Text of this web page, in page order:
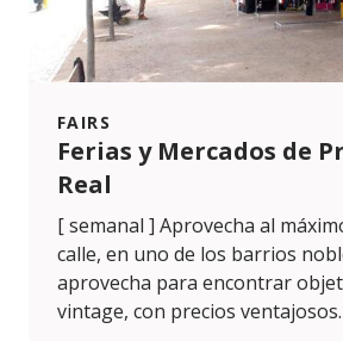
FAIRS
Ferias y Mercados de
Real
[ semanal ] Aprovecha al
calle, en uno de los barrios
aprovecha para encontrar
vintage, con precios ventajosos.